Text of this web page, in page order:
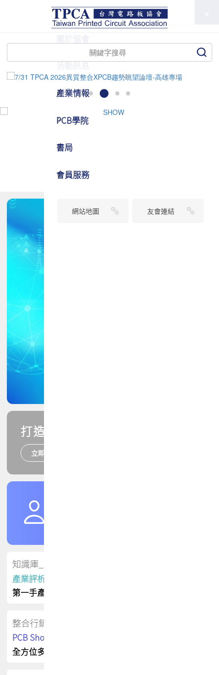
打造您的PCB專業技能
立即報名
知識庫_會員專屬
產業評析報告
第一手產業資訊
整合行銷
PCB Shop 採購指南
全方位多元曝光方案
TPCA
活動訊息
產業情報
PCB學院
書局
會員服務
網站地圖 友會連結